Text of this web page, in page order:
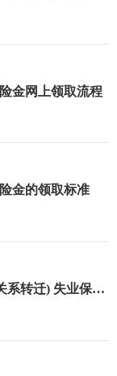
金网上领取流程
金的领取标准
重庆失业保险金申领发放办法(领取条件+关系转迁) 失业保险金申领发放办法